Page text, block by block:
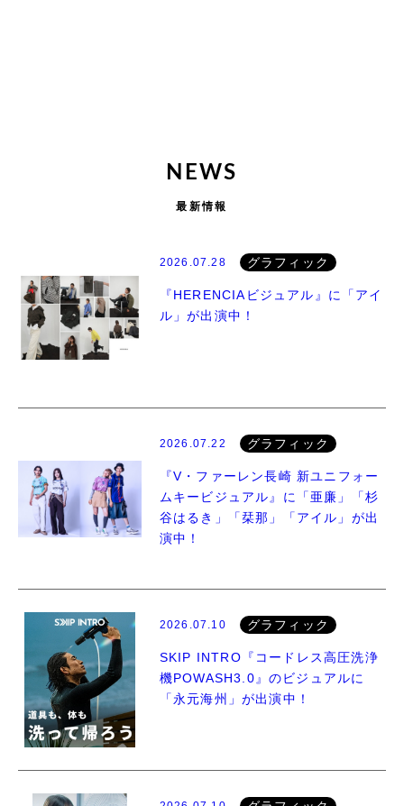
NEWS
最新情報
2026.07.28 グラフィック
『HERENCIAビジュアル』に「アイ
ル」が出演中！
2026.07.22 グラフィック
『V・ファーレン長崎 新ユニフォー
ムキービジュアル』に「亜廉」「杉
谷はるき」「栞那」「アイル」が出
演中！
2026.07.10 グラフィック
SKIP INTRO『コードレス高圧洗浄
機POWASH3.0』のビジュアルに
「永元海州」が出演中！